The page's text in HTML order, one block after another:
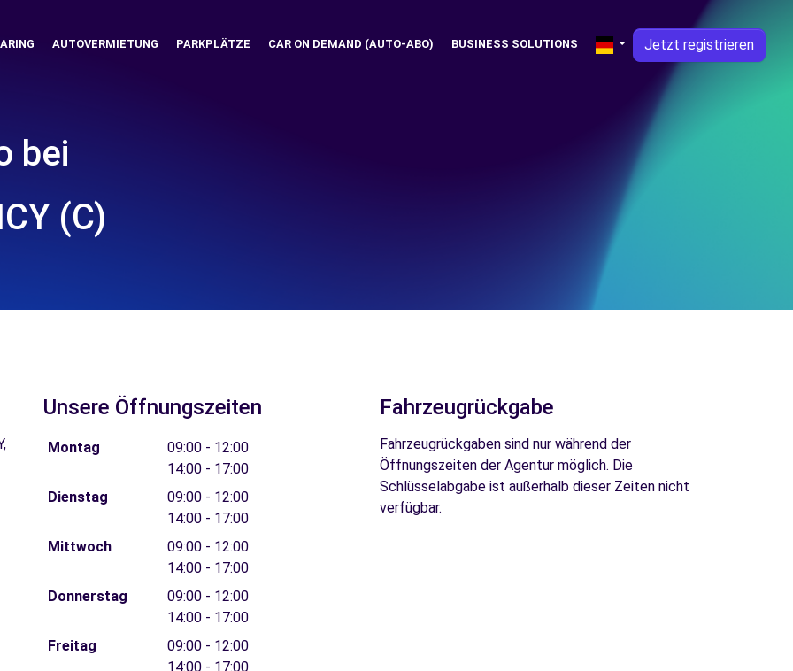
AUTOVERMIETUNG PARKPLÄTZE CAR ON DEMAND (AUTO-ABO) BUSINESS SOLUTIONS Jetzt registrieren
bei
(C)
Unsere Öffnungszeiten
Montag
09:00 - 12:00
14:00 - 17:00
Dienstag
09:00 - 12:00
14:00 - 17:00
Mittwoch
09:00 - 12:00
14:00 - 17:00
Donnerstag
09:00 - 12:00
14:00 - 17:00
Freitag
09:00 - 12:00
14:00 - 17:00
Fahrzeugrückgabe
Fahrzeugrückgaben sind nur während der
Öffnungszeiten der Agentur möglich. Die
Schlüsselabgabe ist außerhalb dieser Zeiten nicht
verfügbar.